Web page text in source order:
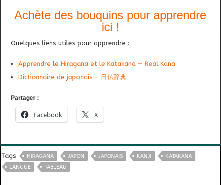
Achète des bouquins pour apprendre
ici !
Quelques liens utiles pour apprendre :
Apprendre le Hiragana et le Katakana — Real Kana
Dictionnaire de japonais – 日仏辞典
Partager :
Facebook X
Tags HIRAGANA JAPON JAPONAIS KANJI
KATAKANA
LANGUE
TABLEAU